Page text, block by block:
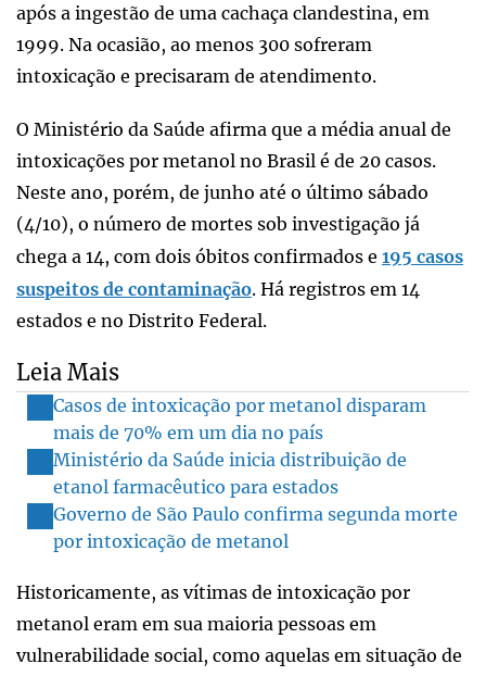
após a ingestão de uma cachaça clandestina, em
1999. Na ocasião, ao menos 300 sofreram
intoxicação e precisaram de atendimento.
O Ministério da Saúde afirma que a média anual de
intoxicações por metanol no Brasil é de 20 casos.
Neste ano, porém, de junho até o último sábado
(4/10), o número de mortes sob investigação já
chega a 14, com dois óbitos confirmados e 195 casos
suspeitos de contaminação. Há registros em 14
estados e no Distrito Federal.
Leia Mais
Casos de intoxicação por metanol disparam
mais de 70% em um dia no país
Ministério da Saúde inicia distribuição de
etanol farmacêutico para estados
Governo de São Paulo confirma segunda morte
por intoxicação de metanol
Historicamente, as vítimas de intoxicação por
metanol eram em sua maioria pessoas em
vulnerabilidade social, como aquelas em situação de